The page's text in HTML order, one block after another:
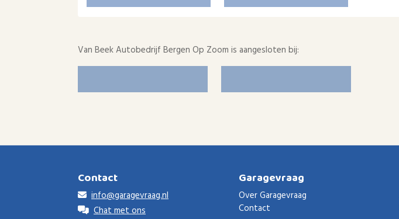
Van Beek Autobedrijf Bergen Op Zoom is aangesloten bij:
Contact
info@garagevraag.nl
Chat met ons
Garagevraag
Over Garagevraag
Contact